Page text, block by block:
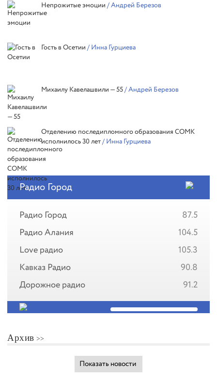
Непрожитые эмоции / Андрей Березов
Гость в Осетии / Инна Гурциева
Михаилу Кавелашвили — 55/ Андрей Березов
Отделению последипломного образования СОМК
исполнилось 30 лет/ Инна Гурциева
Радио Город
Радио Город
87.5
Радио Алания
104.5
Love радио
105.3
Кавказ Радио
90.8
Дорожное радио
91.2
Архив
Показать новости